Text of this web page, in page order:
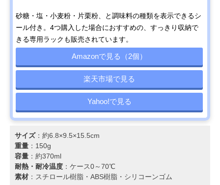
砂糖・塩・小麦粉・片栗粉、と調味料の種類を表示できるシ
ール付き。4つ購入した場合におすすめの、すっきり収納で
きる専用ラックも販売されています。
Amazonで見る（2個）
楽天市場で見る
Yahoo!で見る
サイズ：約6.8×9.5×15.5cm
重量 ：150g
容量 ：約370ml
耐熱・耐冷温度 ：ケース0～70℃
素材 ：スチロール樹脂・ABS樹脂・シリコーンゴム